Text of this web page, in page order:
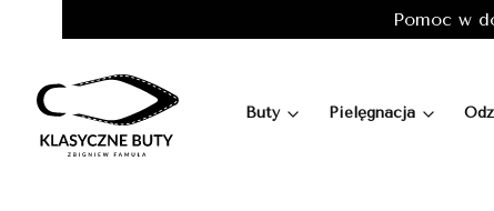
Pomoc w
Buty Pielęgnacja